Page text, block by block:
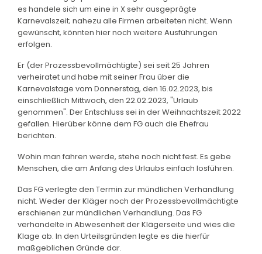
es handele sich um eine in X sehr ausgeprägte
Karnevalszeit; nahezu alle Firmen arbeiteten nicht. Wenn
gewünscht, könnten hier noch weitere Ausführungen
erfolgen.
Er (der Prozessbevollmächtigte) sei seit 25 Jahren
verheiratet und habe mit seiner Frau über die
Karnevalstage vom Donnerstag, den 16.02.2023, bis
einschließlich Mittwoch, den 22.02.2023, "Urlaub
genommen". Der Entschluss sei in der Weihnachtszeit 2022
gefallen. Hierüber könne dem FG auch die Ehefrau
berichten.
Wohin man fahren werde, stehe noch nicht fest. Es gebe
Menschen, die am Anfang des Urlaubs einfach losführen.
Das FG verlegte den Termin zur mündlichen Verhandlung
nicht. Weder der Kläger noch der Prozessbevollmächtigte
erschienen zur mündlichen Verhandlung. Das FG
verhandelte in Abwesenheit der Klägerseite und wies die
Klage ab. In den Urteilsgründen legte es die hierfür
maßgeblichen Gründe dar.